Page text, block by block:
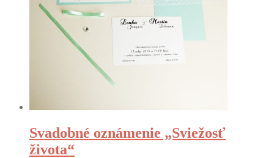
Svadobné oznámenie „Sviežosť
života“